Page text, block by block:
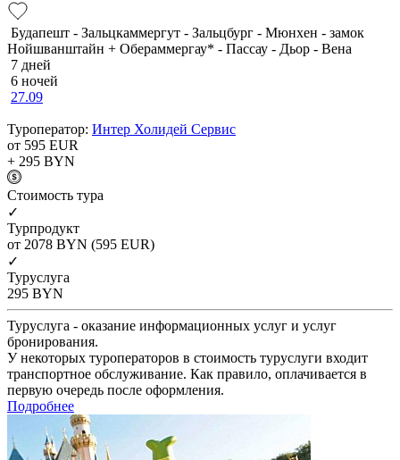
Будапешт - Зальцкаммергут - Зальцбург - Мюнхен - замок
Нойшванштайн + Обераммергау* - Пассау - Дьор - Вена
7 дней
6 ночей
27.09
Туроператор: Интер Холидей Сервис
от 595 EUR
+ 295 BYN
Cтоимость тура
✓
Турпродукт
от 2078 BYN (595 EUR)
✓
Туруслуга
295 BYN
Туруслуга - оказание информационных услуг и услуг
бронирования.
У некоторых туроператоров в стоимость туруслуги входит
транспортное обслуживание. Как правило, оплачивается в
первую очередь после оформления.
Подробнее